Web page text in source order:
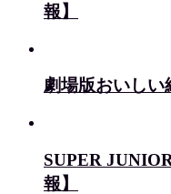
報】
劇場版おいしい
SUPER
報】